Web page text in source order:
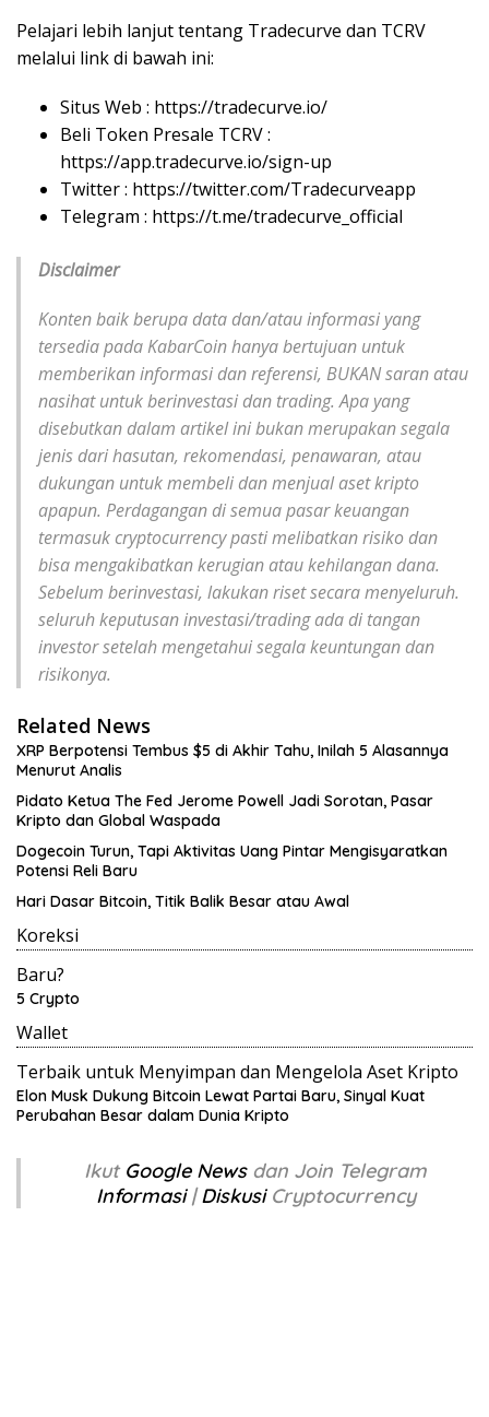
Pelajari lebih lanjut tentang Tradecurve dan TCRV
melalui link di bawah ini:
Situs Web : https://tradecurve.io/
Beli Token Presale TCRV :
https://app.tradecurve.io/sign-up
Twitter : https://twitter.com/Tradecurveapp
Telegram : https://t.me/tradecurve_official
Disclaimer
Konten baik berupa data dan/atau informasi yang
tersedia pada KabarCoin hanya bertujuan untuk
memberikan informasi dan referensi, BUKAN saran atau
nasihat untuk berinvestasi dan trading. Apa yang
disebutkan dalam artikel ini bukan merupakan segala
jenis dari hasutan, rekomendasi, penawaran, atau
dukungan untuk membeli dan menjual aset kripto
apapun. Perdagangan di semua pasar keuangan
termasuk cryptocurrency pasti melibatkan risiko dan
bisa mengakibatkan kerugian atau kehilangan dana.
Sebelum berinvestasi, lakukan riset secara menyeluruh.
seluruh keputusan investasi/trading ada di tangan
investor setelah mengetahui segala keuntungan dan
risikonya.
Related News
XRP Berpotensi Tembus $5 di Akhir Tahu, Inilah 5 Alasannya
Menurut Analis
Pidato Ketua The Fed Jerome Powell Jadi Sorotan, Pasar
Kripto dan Global Waspada
Dogecoin Turun, Tapi Aktivitas Uang Pintar Mengisyaratkan
Potensi Reli Baru
Hari Dasar Bitcoin, Titik Balik Besar atau Awal
Koreksi
Baru?
5 Crypto
Wallet
Terbaik untuk Menyimpan dan Mengelola Aset Kripto
Elon Musk Dukung Bitcoin Lewat Partai Baru, Sinyal Kuat
Perubahan Besar dalam Dunia Kripto
Ikut Google News dan Join Telegram
Informasi|DiskusiCryptocurrency